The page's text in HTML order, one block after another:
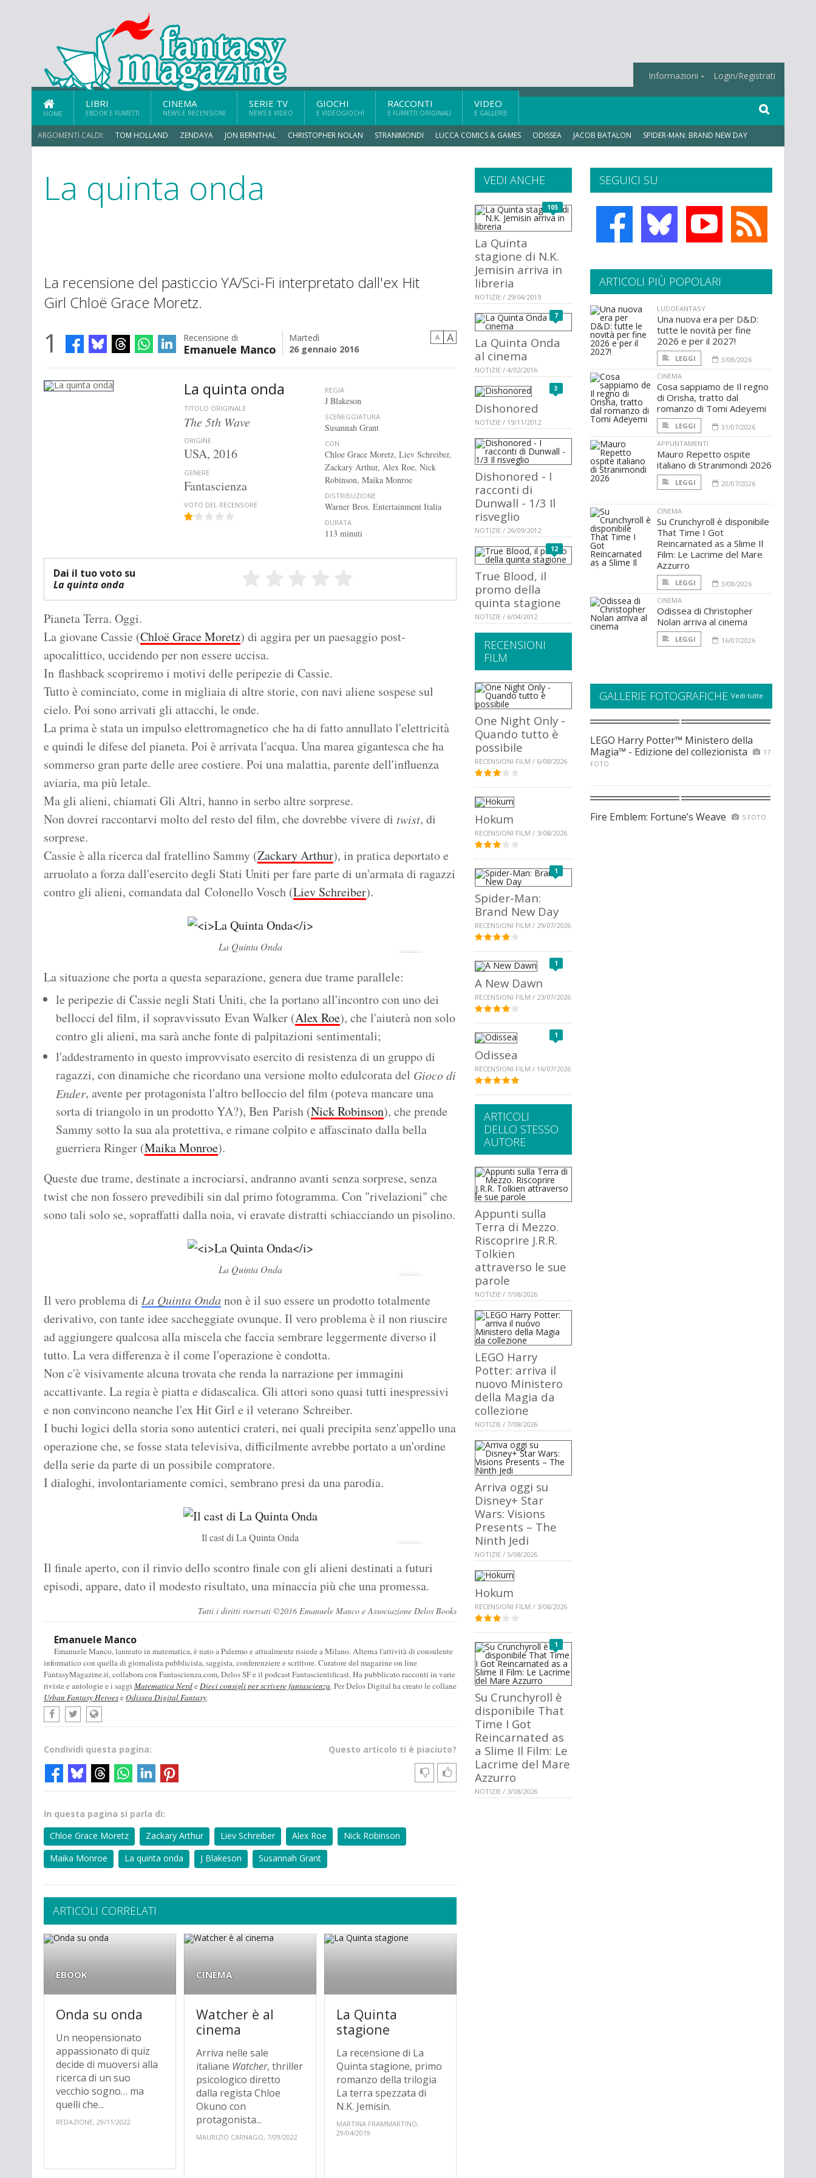
Informazioni Login/Registrati
HOME
LIBRI
EBOOK E FUMETTI
CINEMA
NEWS E RECENSIONI
SERIE TV
NEWS E VIDEO
GIOCHI
E VIDEOGIOCHI
RACCONTI
E FUMETTI ORIGINALI
VIDEO
E GALLERIE
ARGOMENTI CALDI: TOM HOLLAND ZENDAYA JON BERNTHAL CHRISTOPHER NOLAN STRANIMONDI LUCCA COMICS & GAMES ODISSEA JACOB BATALON SPIDER-MAN: BRAND NEW DAY
La quinta onda
La recensione del pasticcio YA/Sci-Fi interpretato dall'ex Hit
Girl Chloë Grace Moretz.
1 Recensione di
Emanuele Manco
Martedì
26 gennaio 2016
A A
La quinta onda
TITOLO ORIGINALE
The 5th Wave
ORIGINE
USA, 2016
GENERE
Fantascienza
VOTO DEL RECENSORE
REGIA
J Blakeson
SCENEGGIATURA
Susannah Grant
CON
Chloe Grace Moretz, Liev Schreiber,
Zackary Arthur, Alex Roe, Nick
Robinson, Maika Monroe
DISTRIBUZIONE
Warner Bros. Entertainment Italia
DURATA
113 minuti
Dai il tuo voto su
La quinta onda
Pianeta Terra. Oggi.
La giovane Cassie (Chloë Grace Moretz) di aggira per un paesaggio post-
apocalittico, uccidendo per non essere uccisa.
In flashback scopriremo i motivi delle peripezie di Cassie.
Tutto è cominciato, come in migliaia di altre storie, con navi aliene sospese sul
cielo. Poi sono arrivati gli attacchi, le onde.
La prima è stata un impulso elettromagnetico che ha di fatto annullato l'elettricità
e quindi le difese del pianeta. Poi è arrivata l'acqua. Una marea gigantesca che ha
sommerso gran parte delle aree costiere. Poi una malattia, parente dell'influenza
aviaria, ma più letale.
Ma gli alieni, chiamati Gli Altri, hanno in serbo altre sorprese.
Non dovrei raccontarvi molto del resto del film, che dovrebbe vivere di twist, di
sorprese.
Cassie è alla ricerca dal fratellino Sammy (Zackary Arthur), in pratica deportato e
arruolato a forza dall'esercito degli Stati Uniti per fare parte di un'armata di ragazzi
contro gli alieni, comandata dal Colonello Vosch (Liev Schreiber).
La Quinta Onda
La situazione che porta a questa separazione, genera due trame parallele:
le peripezie di Cassie negli Stati Uniti, che la portano all'incontro con uno dei
bellocci del film, il sopravvissuto Evan Walker (Alex Roe), che l'aiuterà non solo
contro gli alieni, ma sarà anche fonte di palpitazioni sentimentali;
l'addestramento in questo improvvisato esercito di resistenza di un gruppo di
ragazzi, con dinamiche che ricordano una versione molto edulcorata del Gioco di
Ender, avente per protagonista l'altro belloccio del film (poteva mancare una
sorta di triangolo in un prodotto YA?), Ben Parish (Nick Robinson), che prende
Sammy sotto la sua ala protettiva, e rimane colpito e affascinato dalla bella
guerriera Ringer (Maika Monroe).
Queste due trame, destinate a incrociarsi, andranno avanti senza sorprese, senza
twist che non fossero prevedibili sin dal primo fotogramma. Con "rivelazioni" che
sono tali solo se, sopraffatti dalla noia, vi eravate distratti schiacciando un pisolino.
La Quinta Onda
Il vero problema di La Quinta Ondanon è il suo essere un prodotto totalmente
derivativo, con tante idee saccheggiate ovunque. Il vero problema è il non riuscire
ad aggiungere qualcosa alla miscela che faccia sembrare leggermente diverso il
tutto. La vera differenza è il come l'operazione è condotta.
Non c'è visivamente alcuna trovata che renda la narrazione per immagini
accattivante. La regia è piatta e didascalica. Gli attori sono quasi tutti inespressivi
e non convincono neanche l'ex Hit Girl e il veterano Schreiber.
I buchi logici della storia sono autentici crateri, nei quali precipita senz'appello una
operazione che, se fosse stata televisiva, difficilmente avrebbe portato a un'ordine
della serie da parte di un possibile compratore.
I dialoghi, involontariamente comici, sembrano presi da una parodia.
Il cast di La Quinta Onda
Il finale aperto, con il rinvio dello scontro finale con gli alieni destinati a futuri
episodi, appare, dato il modesto risultato, una minaccia più che una promessa.
Tutti i diritti riservati ©2016 Emanuele Manco e Associazione Delos Books
Emanuele Manco
Emanuele Manco, laureato in matematica, è nato a Palermo e attualmente risiede a Milano. Alterna l'attività di consulente
informatico con quella di giornalista pubblicista, saggista, conferenziere e scrittore. Curatore del magazine on line
FantasyMagazine.it, collabora con Fantascienza.com, Delos SF e il podcast Fantascientificast. Ha pubblicato racconti in varie
riviste e antologie e i saggi Matematica NerdeDieci consigli per scrivere fantascienza. Per Delos Digital ha creato le collane
Urban Fantasy HeroeseOdissea Digital Fantasy.
Questo articolo ti è piaciuto?
Condividi questa pagina:
In questa pagina si parla di:
Chloe Grace Moretz
Zackary Arthur Liev Schreiber Alex Roe
Nick Robinson
Maika Monroe
La quinta onda J Blakeson Susannah Grant
ARTICOLI CORRELATI
EBOOK
Onda su onda
Un neopensionato
appassionato di quiz
decide di muoversi alla
ricerca di un suo
vecchio sogno… ma
quelli che...
REDAZIONE, 29/11/2022
CINEMA
Watcher è al
cinema
Arriva nelle sale
italiane Watcher, thriller
psicologico diretto
dalla regista Chloe
Okuno con
protagonista...
MAURIZIO CARNAGO, 7/09/2022
La Quinta
stagione
La recensione di La
Quinta stagione, primo
romanzo della trilogia
La terra spezzata di
N.K. Jemisin.
MARTINA FRAMMARTINO,
29/04/2019
SEGUICI SU
VEDI ANCHE
105
La Quinta
stagione di N.K.
Jemisin arriva in
libreria
NOTIZIE / 29/04/2019
7
La Quinta Onda
al cinema
NOTIZIE / 4/02/2016
3
Dishonored
NOTIZIE / 19/11/2012
Dishonored - I
racconti di
Dunwall - 1/3 Il
risveglio
NOTIZIE / 26/09/2012
12
True Blood, il
promo della
quinta stagione
NOTIZIE / 6/04/2012
RECENSIONI
FILM
One Night Only -
Quando tutto è
possibile
RECENSIONI FILM / 6/08/2026
Hokum
RECENSIONI FILM / 3/08/2026
1
Spider-Man:
Brand New Day
RECENSIONI FILM / 29/07/2026
1
A New Dawn
RECENSIONI FILM / 23/07/2026
1
Odissea
RECENSIONI FILM / 16/07/2026
ARTICOLI
DELLO STESSO
AUTORE
Appunti sulla
Terra di Mezzo.
Riscoprire J.R.R.
Tolkien
attraverso le sue
parole
NOTIZIE / 7/08/2026
LEGO Harry
Potter: arriva il
nuovo Ministero
della Magia da
collezione
NOTIZIE / 7/08/2026
Arriva oggi su
Disney+ Star
Wars: Visions
Presents – The
Ninth Jedi
NOTIZIE / 5/08/2026
Hokum
RECENSIONI FILM / 3/08/2026
1
Su Crunchyroll è
disponibile That
Time I Got
Reincarnated as
a Slime Il Film: Le
Lacrime del Mare
Azzurro
NOTIZIE / 3/08/2026
ARTICOLI PIÙ POPOLARI
LUDOFANTASY
Una nuova era per D&D:
tutte le novità per fine
2026 e per il 2027!
LEGGI
3/08/2026
CINEMA
Cosa sappiamo de Il regno
di Orisha, tratto dal
romanzo di Tomi Adeyemi
LEGGI
31/07/2026
APPUNTAMENTI
Mauro Repetto ospite
italiano di Stranimondi 2026
LEGGI 20/07/2026
CINEMA
Su Crunchyroll è disponibile
That Time I Got
Reincarnated as a Slime Il
Film: Le Lacrime del Mare
Azzurro
LEGGI
3/08/2026
CINEMA
Odissea di Christopher
Nolan arriva al cinema
LEGGI 16/07/2026
GALLERIE FOTOGRAFICHE Vedi tutte
LEGO Harry Potter™ Ministero della
Magia™ - Edizione del collezionista
17
FOTO
Fire Emblem: Fortune’s Weave 5 FOTO